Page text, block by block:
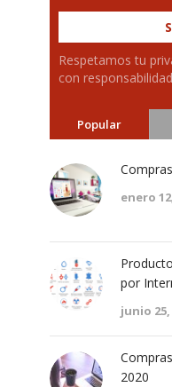
Respetamos tu
con responsabilidad
Popular
enero
por
junio 25,
2020